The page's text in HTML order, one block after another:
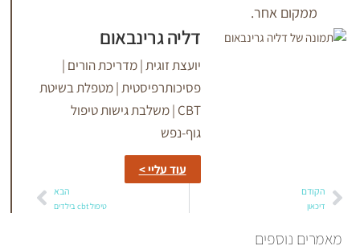
דליה גרינבאום
יועצת זוגית | מדריכת הורים |
פסיכותרפיסטית | מטפלת בשיטת
CBT | משלבת גישות טיפול